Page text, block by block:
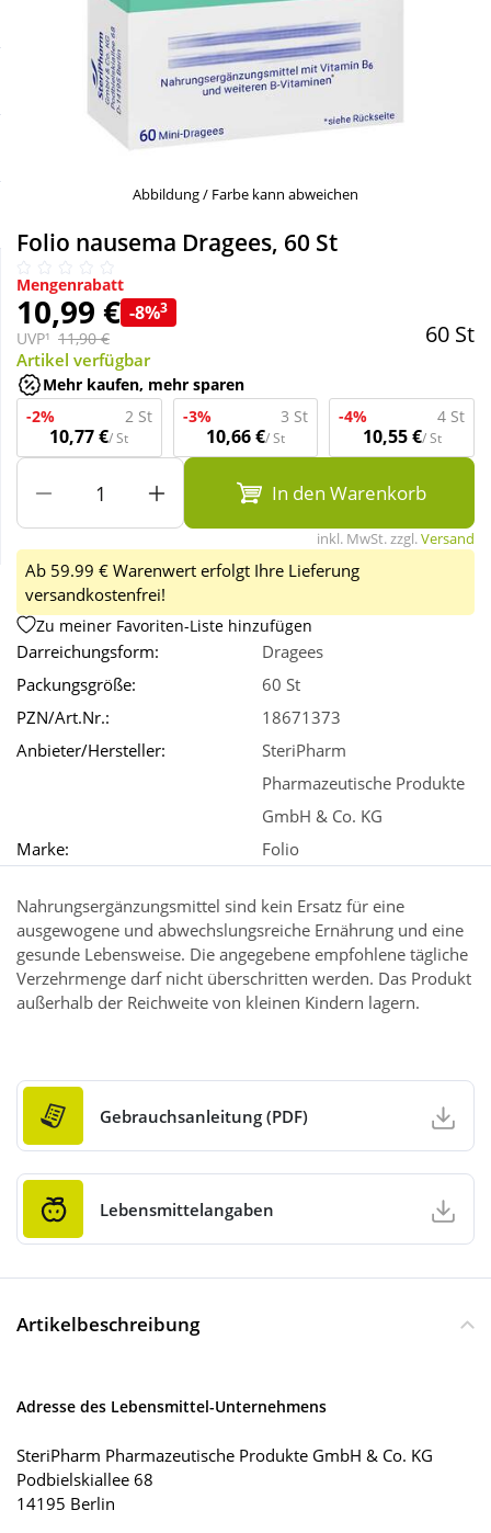
Schnäppchen
Körperpflege & Kosmetik
Liebe & Erotik
Mutter & Kind
Natur & Homöopathie
Sanitätshaus
Sport & Fitness
Tierbedarf
Wellness
Abbildung / Farbe kann abweichen
Folio nausema Dragees, 60 St
Mengenrabatt
10,99 € -8%3
UVP¹ 11,90 € 60 St
Artikel verfügbar
Mehr kaufen, mehr sparen
-2%
2 St
10,77 €/ St
-3% 3 St
10,66 €/ St
-4% 4 St
10,55 €/ St
In den Warenkorb
inkl. MwSt. zzgl.Versand
Ab 59.99 € Warenwert erfolgt Ihre Lieferung
versandkostenfrei!
Zu meiner Favoriten-Liste hinzufügen
Darreichungsform:
Dragees
Packungsgröße:
60 St
PZN/Art.Nr.:
18671373
Anbieter/Hersteller:
SteriPharm
Pharmazeutische Produkte
GmbH & Co. KG
Marke:
Folio
Nahrungsergänzungsmittel sind kein Ersatz für eine
ausgewogene und abwechslungsreiche Ernährung und eine
gesunde Lebensweise. Die angegebene empfohlene tägliche
Verzehrmenge darf nicht überschritten werden. Das Produkt
außerhalb der Reichweite von kleinen Kindern lagern.
Gebrauchsanleitung (PDF)
Lebensmittelangaben
Artikelbeschreibung
Adresse des Lebensmittel-Unternehmens
SteriPharm Pharmazeutische Produkte GmbH & Co. KG
Podbielskiallee 68
14195 Berlin